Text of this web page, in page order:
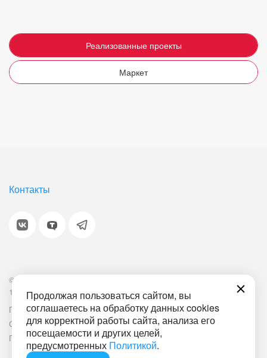
Продолжая пользоваться сайтом, вы
соглашаетесь на обработку данных cookies
для корректной работы сайта, анализа его
посещаемости и других целей,
предусмотренных Политикой.
Реализованные проекты
Маркет
Контакты
© 2001-2026 «Битрикс», «1С-Битрикс». Работает на
1С-Битрикс: Управление сайтом.
Политика обработки персональных данных Наша ИТ-деятельность
Соглашение об использовании сайта Документ СОУТ
План мероприятий по улучшению условий труда